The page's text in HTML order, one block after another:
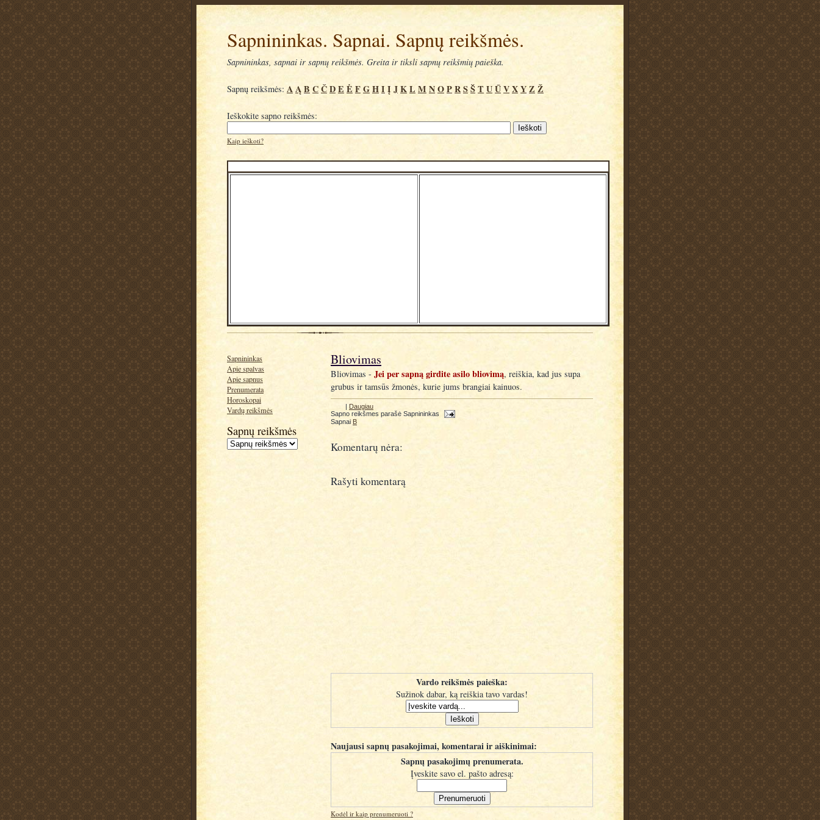
Sapnininkas. Sapnai. Sapnų reikšmės.
Sapnininkas, sapnai ir sapnų reikšmės. Greita ir tiksli sapnų reikšmių paieška.
Sapnų reikšmės: AĄB CČDE Ė FGHIĮJKL M NOPRSŠT UŪVXYZ Ž
Ieškokite sapno reikšmės:
Kaip ieškoti?
Sapnininkas
Apie spalvas
Apie sapnus
Prenumerata
Horoskopai
Vardų reikšmės
Sapnų reikšmės
Bliovimas
Bliovimas - Jei per sapną girdite asilo bliovimą, reiškia, kad jus supa
grubus ir tamsūs žmonės, kurie jums brangiai kainuos.
| Daugiau
Sapno reikšmes parašė Sapnininkas
Sapnai B
Komentarų nėra:
Rašyti komentarą
Vardo reikšmės paieška:
Sužinok dabar, ką reiškia tavo vardas!
Naujausi sapnų pasakojimai, komentarai ir aiškinimai:
Sapnų pasakojimų prenumerata.
Įveskite savo el. pašto adresą:
Kodėl ir kaip prenumeruoti ?